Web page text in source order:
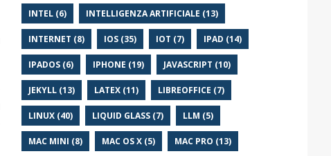
INTEL (6) INTELLIGENZA ARTIFICIALE (13)
INTERNET (8) IOS (35) IOT (7) IPAD (14)
IPADOS (6) IPHONE (19) JAVASCRIPT (10)
JEKYLL (13) LATEX (11) LIBREOFFICE (7)
LINUX (40) LIQUID GLASS (7) LLM (5)
MAC MINI (8) MAC OS X (5) MAC PRO (13)